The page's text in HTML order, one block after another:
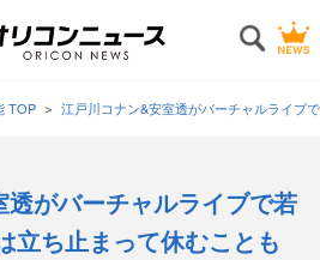
TOP 江戸川コナン&安室透がバーチャルライブ
がバーチャルライブで若
立ち止まって休むことも